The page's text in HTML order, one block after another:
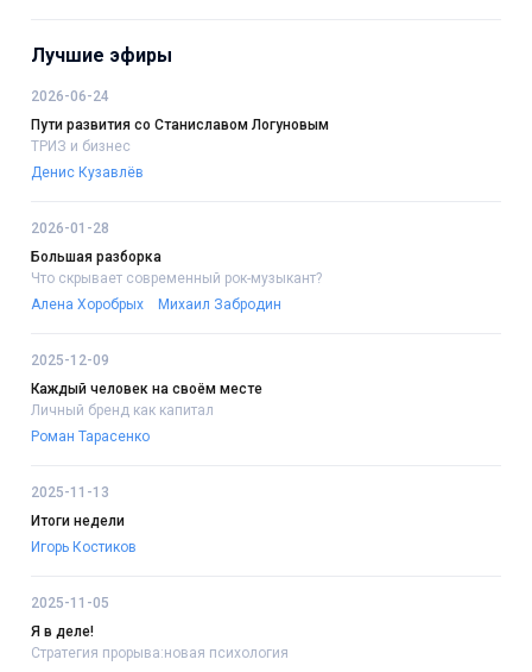
Лучшие эфиры
2026-06-24
Пути развития со Станиславом Логуновым
ТРИЗ и бизнес
Денис Кузавлёв
2026-01-28
Большая разборка
Что скрывает современный рок-музыкант?
Алена Хоробрых
Михаил Забродин
2025-12-09
Каждый человек на своём месте
Личный бренд как капитал
Роман Тарасенко
2025-11-13
Итоги недели
Игорь Костиков
2025-11-05
Я в деле!
Стратегия прорыва:новая психология